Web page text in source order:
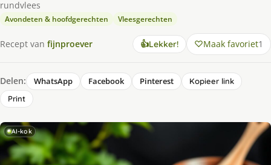
rundvlees
Avondeten & hoofdgerechten Vleesgerechten
Recept van fijnproever 👍Lekker! Maak favoriet1
Delen: WhatsApp Facebook Pinterest
Kopieer link
Print
AI-kok